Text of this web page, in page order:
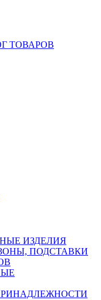
ТОВАРОВ
ИЗДЕЛИЯ
ПОДСТАВКИ